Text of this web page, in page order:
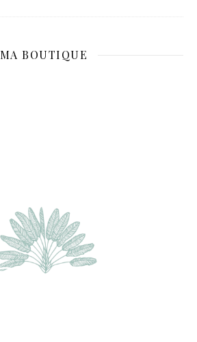
MA BOUTIQUE